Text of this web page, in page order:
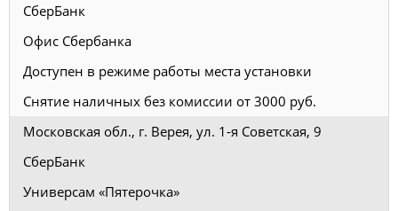
СберБанк
Офис Сбербанка
Доступен в режиме работы места установки
Снятие наличных без комиссии от 3000 руб.
Московская обл., г. Верея, ул. 1-я Советская, 9
СберБанк
Универсам «Пятерочка»